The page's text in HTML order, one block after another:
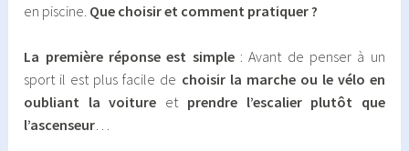
en piscine. Que choisir et comment pratiquer ?
La première réponse est simple: Avant de penser à un
sport il est plus facile de choisir la marche ou le vélo en
oubliant la voiture et prendre l’escalier plutôt que
l’ascenseur…